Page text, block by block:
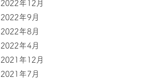
2022年12月
2022年9月
2022年8月
2022年4月
2021年12月
2021年7月